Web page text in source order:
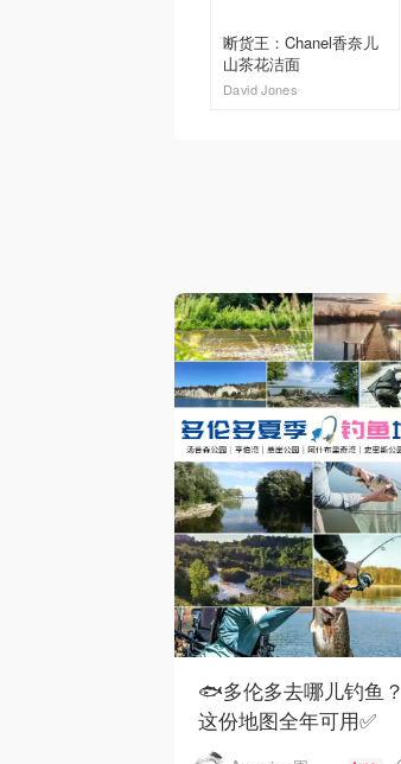
断货王：Chanel香奈儿
山茶花洁面
David Jones
🐟多伦多去哪儿钓鱼？
这份地图全年可用✅